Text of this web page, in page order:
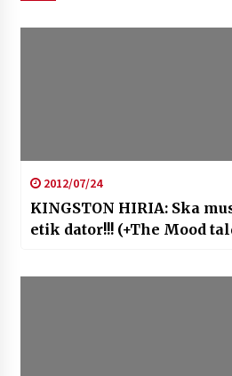
2012/07/24
KINGSTON HIRIA: Ska
etik dator!!! (+The Mood